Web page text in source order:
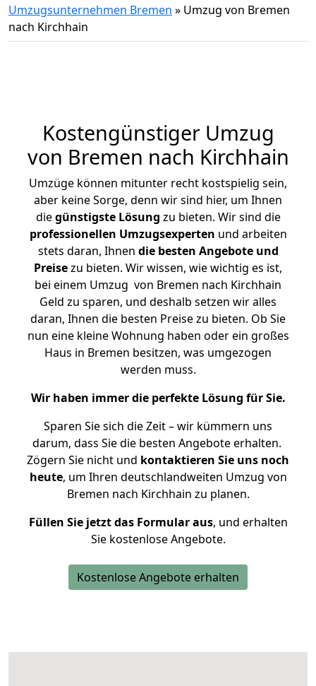
Umzugsunternehmen Bremen » Umzug von Bremen
nach Kirchhain
Kostengünstiger Umzug
von Bremen nach Kirchhain
Umzüge können mitunter recht kostspielig sein,
aber keine Sorge, denn wir sind hier, um Ihnen
diegünstigste Lösung zu bieten. Wir sind die
professionellen Umzugsexperten und arbeiten
stets daran, Ihnen die besten Angebote und
Preisezu bieten. Wir wissen, wie wichtig es ist,
bei einem Umzug von Bremen nach Kirchhain
Geld zu sparen, und deshalb setzen wir alles
daran, Ihnen die besten Preise zu bieten. Ob Sie
nun eine kleine Wohnung haben oder ein großes
Haus in Bremen besitzen, was umgezogen
werden muss.
Wir haben immer die perfekte Lösung für Sie.
Sparen Sie sich die Zeit – wir kümmern uns
darum, dass Sie die besten Angebote erhalten.
Zögern Sie nicht und kontaktieren Sie uns noch
heute, um Ihren deutschlandweiten Umzug von
Bremen nach Kirchhain zu planen.
Füllen Sie jetzt das Formular aus, und erhalten
Sie kostenlose Angebote.
Kostenlose Angebote erhalten